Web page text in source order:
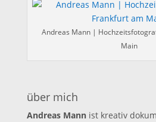
Andreas Mann |
Main
über mich
Andreas Mannist kreativ